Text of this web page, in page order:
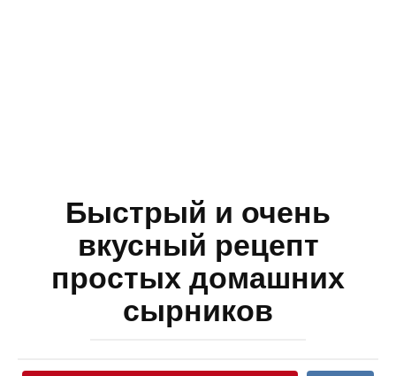
Быстрый и очень
вкусный рецепт
простых домашних
сырников